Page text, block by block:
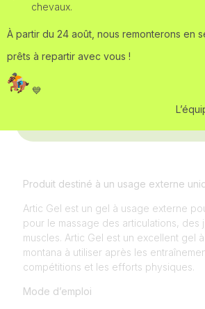
Produit destiné à un usage externe
Artic Gel est un gel à usage externe
pour le massage des articulations, des
muscles. Artic Gel est un excellent gel à
montana à utiliser après les
compétitions et les efforts physiques.
Mode d’emploi
chevaux.
À partir du 24 août, nous remonterons en
prêts à repartir avec vous !
💙